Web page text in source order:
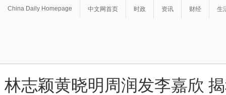
China Daily Homepage 中文网首页 时政 资讯 财经 生
林志颖黄晓明周润发李嘉欣